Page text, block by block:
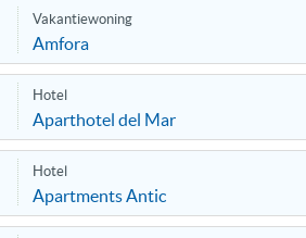
Vakantiewoning
Amfora
Hotel
Aparthotel del Mar
Hotel
Apartments Antic